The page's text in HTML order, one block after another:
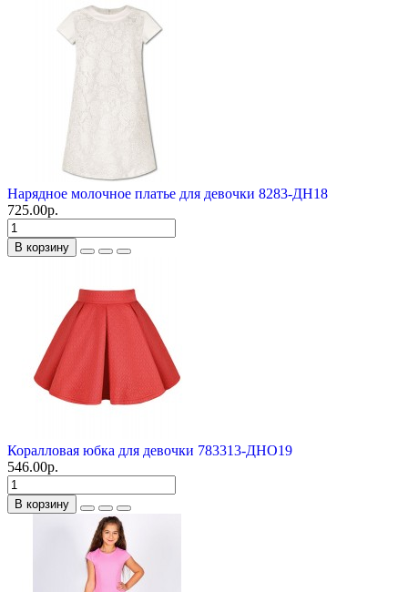
Нарядное молочное платье для девочки 8283-ДН18
725.00р.
В корзину
Коралловая юбка для девочки 783313-ДНО19
546.00р.
В корзину